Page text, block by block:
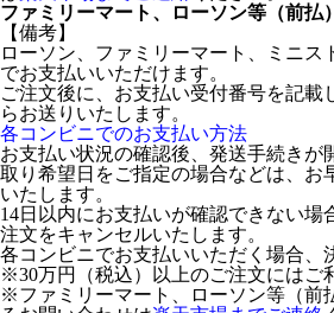
ファミリーマート、ローソン等（前払）
【備考】
ローソン、ファミリーマート、ミニス
でお支払いいただけます。
ご注文後に、お支払い受付番号を記載
らお送りいたします。
各コンビニでのお支払い方法
お支払い状況の確認後、発送手続きが
取り希望日をご指定の場合などは、お
いたします。
14日以内にお支払いが確認できない場
注文をキャンセルいたします。
各コンビニでお支払いいただく場合、
※30万円（税込）以上のご注文にはご
※ファミリーマート、ローソン等（前